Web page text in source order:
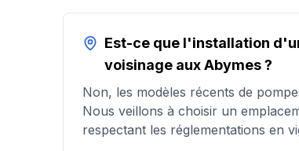
Est-ce que l'installation
voisinage aux Abymes ?
Non, les modèles récents de
Nous veillons à choisir un
respectant les réglementations en